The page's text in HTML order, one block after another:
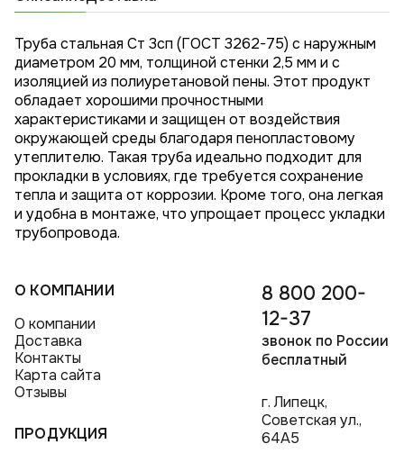
Труба стальная Ст 3сп (ГОСТ 3262-75) с наружным
диаметром 20 мм, толщиной стенки 2,5 мм и с
изоляцией из полиуретановой пены. Этот продукт
обладает хорошими прочностными
характеристиками и защищен от воздействия
окружающей среды благодаря пенопластовому
утеплителю. Такая труба идеально подходит для
прокладки в условиях, где требуется сохранение
тепла и защита от коррозии. Кроме того, она легкая
и удобна в монтаже, что упрощает процесс укладки
трубопровода.
О КОМПАНИИ
О компании
Доставка
Контакты
Карта сайта
Отзывы
ПРОДУКЦИЯ
8 800 200-
12-37
звонок по России
бесплатный
г. Липецк,
Советская ул.,
64А5